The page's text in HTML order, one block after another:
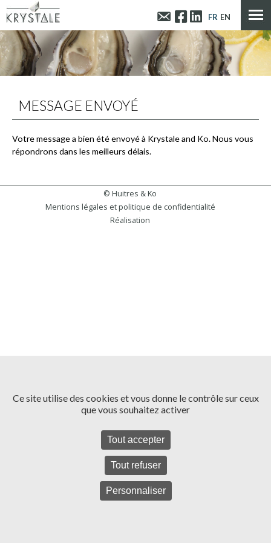
CONTACTEZ
&
KO
FACEBOOK
LINKEDIN
FR EN
MESSAGE ENVOYÉ
Votre message a bien été envoyé à Krystale and Ko. Nous vous
répondrons dans les meilleurs délais.
© Huitres & Ko
Mentions légales et politique de confidentialité
Réalisation
Panneau de gestion des cookies
Ce site utilise des cookies et vous donne le contrôle sur ceux
que vous souhaitez activer
Tout accepter
Tout refuser
Personnaliser